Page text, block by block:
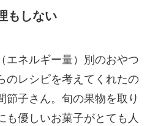
もしない
エネルギー量）別のおやつ
のレシピを考えてくれたの
節子さん。旬の果物を取り
も優しいお菓子がとても人